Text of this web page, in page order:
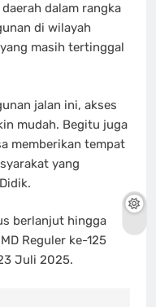
dalam rangka
di wilayah
masih tertinggal
jalan ini, akses
mudah. Begitu juga
memberikan tempat
yang
berlanjut hingga
Reguler ke-125
Juli 2025.